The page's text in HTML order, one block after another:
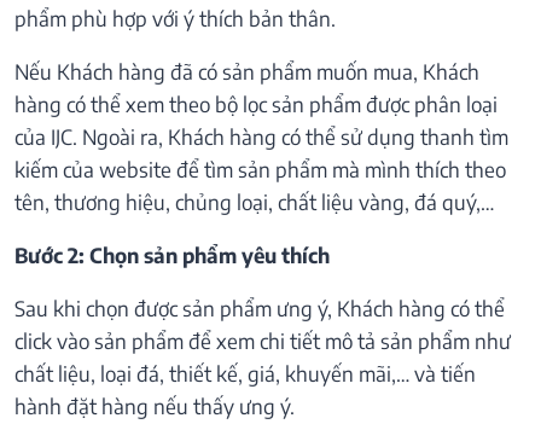
phẩm phù hợp với ý thích bản thân.
Nếu Khách hàng đã có sản phẩm muốn mua, Khách
hàng có thể xem theo bộ lọc sản phẩm được phân loại
của IJC. Ngoài ra, Khách hàng có thể sử dụng thanh tìm
kiếm của website để tìm sản phẩm mà mình thích theo
tên, thương hiệu, chủng loại, chất liệu vàng, đá quý,…
Bước 2: Chọn sản phẩm yêu thích
Sau khi chọn được sản phẩm ưng ý, Khách hàng có thể
click vào sản phẩm để xem chi tiết mô tả sản phẩm như
chất liệu, loại đá, thiết kế, giá, khuyến mãi,… và tiến
hành đặt hàng nếu thấy ưng ý.